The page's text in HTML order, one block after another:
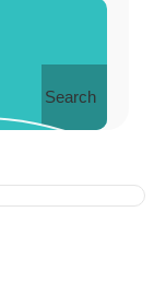
Search